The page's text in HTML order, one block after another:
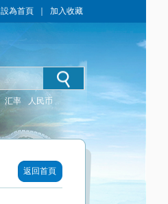
設為首頁 加入收藏
汇率 人民币
返回首頁